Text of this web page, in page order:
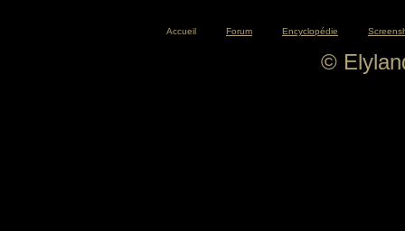
Accueil Forum Encyclopédie
©